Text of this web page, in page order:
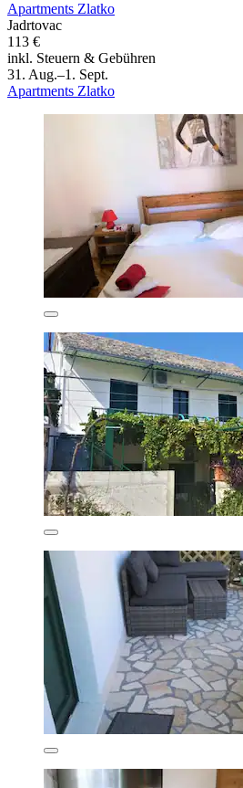
Apartments Zlatko
Jadrtovac
113 €
inkl. Steuern & Gebühren
31. Aug.–1. Sept.
Apartments Zlatko